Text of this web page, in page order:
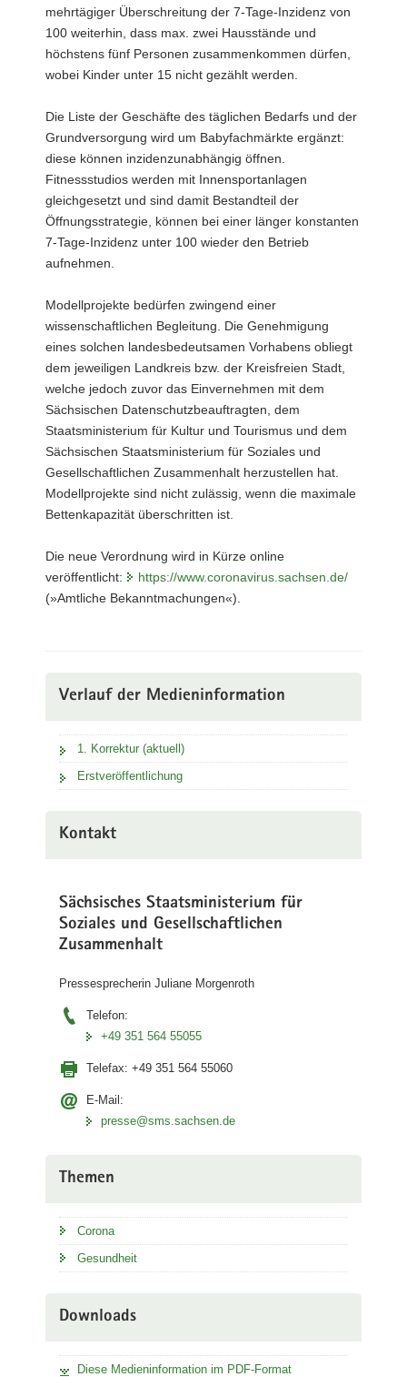
mehrtägiger Überschreitung der 7-Tage-Inzidenz von
100 weiterhin, dass max. zwei Hausstände und
höchstens fünf Personen zusammenkommen dürfen,
wobei Kinder unter 15 nicht gezählt werden.
Die Liste der Geschäfte des täglichen Bedarfs und der
Grundversorgung wird um Babyfachmärkte ergänzt:
diese können inzidenzunabhängig öffnen.
Fitnessstudios werden mit Innensportanlagen
gleichgesetzt und sind damit Bestandteil der
Öffnungsstrategie, können bei einer länger konstanten
7-Tage-Inzidenz unter 100 wieder den Betrieb
aufnehmen.
Modellprojekte bedürfen zwingend einer
wissenschaftlichen Begleitung. Die Genehmigung
eines solchen landesbedeutsamen Vorhabens obliegt
dem jeweiligen Landkreis bzw. der Kreisfreien Stadt,
welche jedoch zuvor das Einvernehmen mit dem
Sächsischen Datenschutzbeauftragten, dem
Staatsministerium für Kultur und Tourismus und dem
Sächsischen Staatsministerium für Soziales und
Gesellschaftlichen Zusammenhalt herzustellen hat.
Modellprojekte sind nicht zulässig, wenn die maximale
Bettenkapazität überschritten ist.
Die neue Verordnung wird in Kürze online
veröffentlicht:
https://www.coronavirus.sachsen.de/
(»Amtliche Bekanntmachungen«).
Verlauf der Medieninformation
1. Korrektur (aktuell)
Erstveröffentlichung
Kontakt
Sächsisches Staatsministerium für
Soziales und Gesellschaftlichen
Zusammenhalt
Pressesprecherin Juliane Morgenroth
Telefon:
+49 351 564 55055
Telefax: +49 351 564 55060
E-Mail:
presse@sms.sachsen.de
Themen
Corona
Gesundheit
Downloads
Diese Medieninformation im PDF-Format